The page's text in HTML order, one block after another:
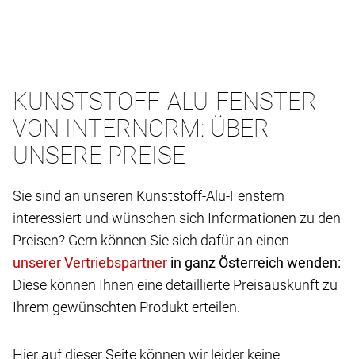
KUNSTSTOFF-ALU-FENSTER
VON INTERNORM: ÜBER
UNSERE PREISE
Sie sind an unseren Kunststoff-Alu-Fenstern
interessiert und wünschen sich Informationen zu den
Preisen? Gern können Sie sich dafür an einen
in ganz Österreich wenden:
Diese können Ihnen eine detaillierte Preisauskunft zu
Ihrem gewünschten Produkt erteilen.
Hier auf dieser Seite können wir leider keine